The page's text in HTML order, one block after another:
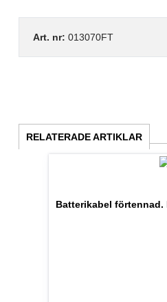
Art. nr: 013070FT
RELATERADE ARTIKLAR
Batterikabel förtennad.